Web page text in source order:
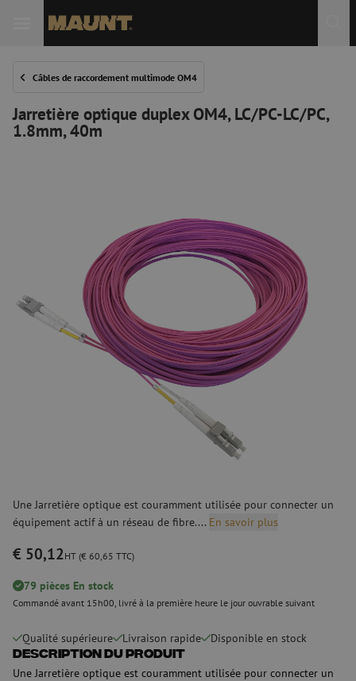
Câbles de raccordement multimode OM4
Jarretière optique duplex OM4, LC/PC-LC/PC,
1.8mm, 40m
Une Jarretière optique est couramment utilisée pour connecter un
équipement actif à un réseau de fibre.... En savoir plus
€ 50,12HT (€ 60,65 TTC)
79 pièces En stock
Commandé avant 15h00, livré à la première heure le jour ouvrable suivant
Qualité supérieure Livraison rapide Disponible en stock
Description du produit
Une Jarretière optique est couramment utilisée pour connecter un